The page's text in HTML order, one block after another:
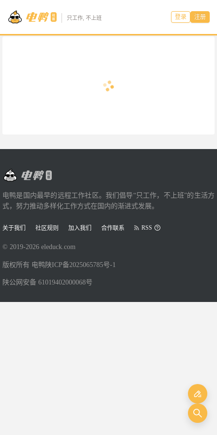
只工作, 不上班 登录 注册
电鸭是国内最早的远程工作社区。我们倡导“只工作，不上班”的生活方
式，努力推动多样化工作方式在国内的渐进式发展。
关于我们 社区规则 加入我们 合作联系 RSS
© 2019-2026 eleduck.com
版权所有 电鸭 陕ICP备2025065785号-1
陕公网安备 61019402000068号